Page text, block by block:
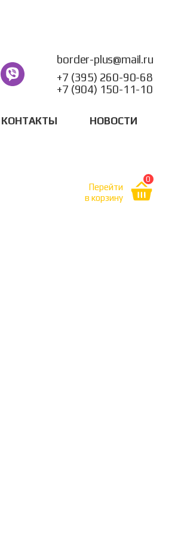
border-plus@mail.ru
+7 (395) 260-90-68
+7 (904) 150-11-10
КОНТАКТЫ НОВОСТИ
Перейти
в корзину
0